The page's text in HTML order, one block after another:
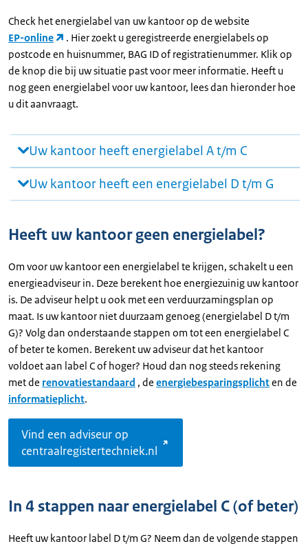
Check het energielabel van uw kantoor op de website
EP-online
. Hier zoekt u geregistreerde energielabels op
postcode en huisnummer, BAG ID of registratienummer. Klik op
de knop die bij uw situatie past voor meer informatie. Heeft u
nog geen energielabel voor uw kantoor, lees dan hieronder hoe
u dit aanvraagt.
Uw kantoor heeft energielabel A t/m C
Uw kantoor heeft een energielabel D t/m G
Heeft uw kantoor geen energielabel?
Om voor uw kantoor een energielabel te krijgen, schakelt u een
energieadviseur in. Deze berekent hoe energiezuinig uw kantoor
is. De adviseur helpt u ook met een verduurzamingsplan op
maat. Is uw kantoor niet duurzaam genoeg (energielabel D t/m
G)? Volg dan onderstaande stappen om tot een energielabel C
of beter te komen. Berekent uw adviseur dat het kantoor
voldoet aan label C of hoger? Houd dan nog steeds rekening
met de renovatiestandaard , de energiebesparingsplichten de
informatieplicht.
Vind een adviseur op
centraalregistertechniek.nl
In 4 stappen naar energielabel C (of beter)
Heeft uw kantoor label D t/m G? Neem dan de volgende stappen